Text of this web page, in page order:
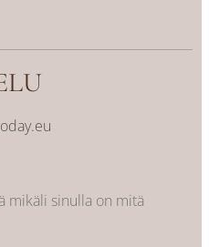
mikäli sinulla on mitä